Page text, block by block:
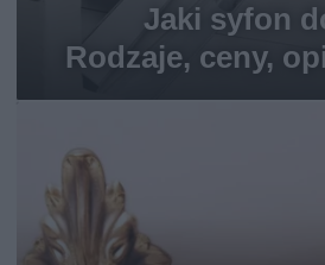
Jaki syfon
Rodzaje, ceny,